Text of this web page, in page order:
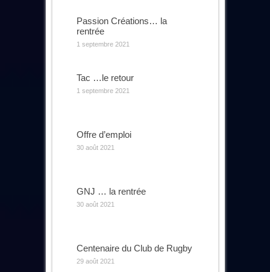
Passion Créations… la
rentrée
1 septembre 2021
Tac …le retour
1 septembre 2021
Offre d’emploi
30 août 2021
GNJ … la rentrée
30 août 2021
Centenaire du Club de Rugby
29 août 2021